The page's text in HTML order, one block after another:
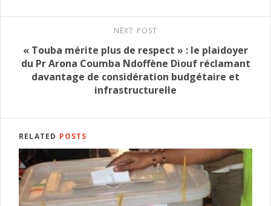
NEXT POST
« Touba mérite plus de respect » : le plaidoyer
du Pr Arona Coumba Ndoffène Diouf réclamant
davantage de considération budgétaire et
infrastructurelle
RELATED POSTS